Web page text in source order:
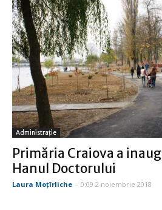
Administraţie
Primăria Craiova a
Hanul Doctorului
Laura Moţîrliche - 0:09 2 noiembrie 2018